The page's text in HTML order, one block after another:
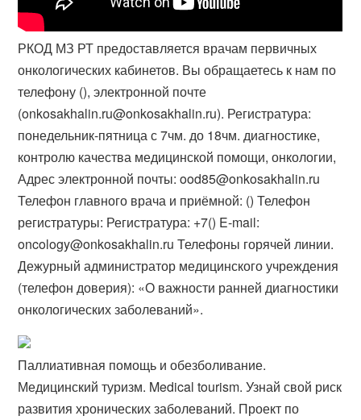
РКОД МЗ РТ предоставляется врачам первичных
онкологических кабинетов. Вы обращаетесь к нам по
телефону (), электронной почте
(onkosakhalin.ru@onkosakhalin.ru). Регистратура:
понедельник-пятница с 7чм. до 18чм. диагностике,
контролю качества медицинской помощи, онкологии,
Адрес электронной почты: ood85@onkosakhalin.ru
Телефон главного врача и приёмной: (​) Телефон
регистратуры: Регистратура: +7() E-mail:
oncology@onkosakhalin.ru Телефоны горячей линии.
Дежурный администратор медицинского учреждения
(​телефон доверия): «О важности ранней диагностики
онкологических заболеваний».
Паллиативная помощь и обезболивание.
Медицинский туризм. Medical tourism. Узнай свой риск
развития хронических заболеваний. Проект по